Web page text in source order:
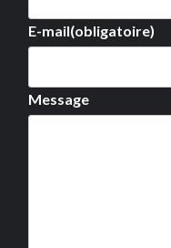
E-mail(obligatoire)
Message